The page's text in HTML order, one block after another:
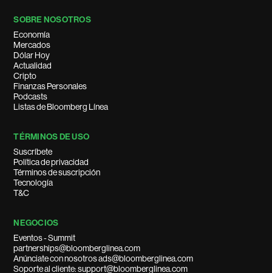
SOBRE NOSOTROS
Economía
Mercados
Dólar Hoy
Actualidad
Cripto
Finanzas Personales
Podcasts
Listas de Bloomberg Línea
TÉRMINOS DE USO
Suscríbete
Política de privacidad
Términos de suscripción
Tecnología
T&C
NEGOCIOS
Eventos - Summit
partnerships@bloomberglinea.com
Anúnciate con nosotros ads@bloomberglinea.com
Soporte al cliente: support@bloomberglinea.com